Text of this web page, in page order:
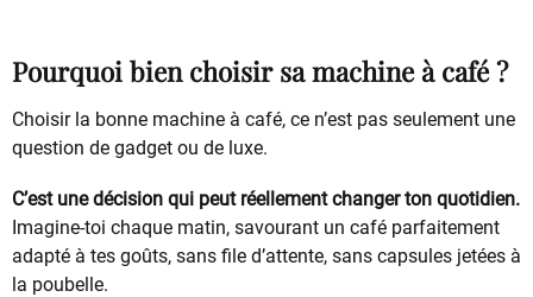
Pourquoi bien choisir sa machine à café ?
Choisir la bonne machine à café, ce n’est pas seulement une
question de gadget ou de luxe.
C’est une décision qui peut réellement changer ton quotidien.
Imagine-toi chaque matin, savourant un café parfaitement
adapté à tes goûts, sans file d’attente, sans capsules jetées à
la poubelle.